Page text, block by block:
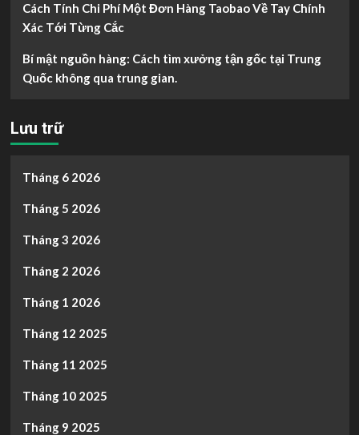
Cách Tính Chi Phí Một Đơn Hàng Taobao Về Tay Chính
Xác Tới Từng Cắc
Bí mật nguồn hàng: Cách tìm xưởng tận gốc tại Trung
Quốc không qua trung gian.
Lưu trữ
Tháng 6 2026
Tháng 5 2026
Tháng 3 2026
Tháng 2 2026
Tháng 1 2026
Tháng 12 2025
Tháng 11 2025
Tháng 10 2025
Tháng 9 2025